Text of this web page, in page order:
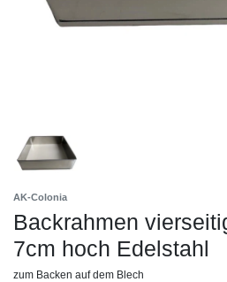
AK-Colonia
Backrahmen
7cm hoch Edelstahl
zum Backen auf dem Blech